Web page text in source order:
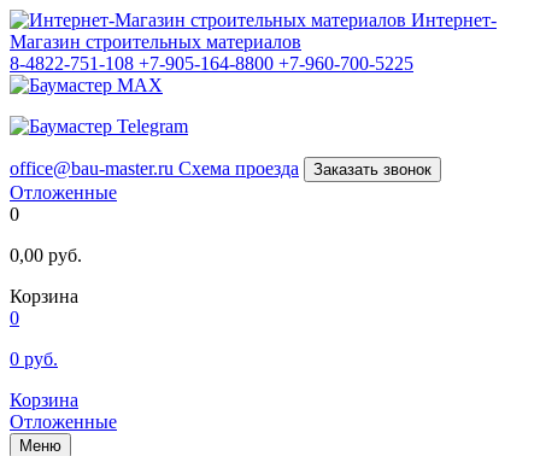
Интернет-
Магазин строительных материалов
8-4822-751-108 +7-905-164-8800 +7-960-700-5225
office@bau-master.ru Схема проезда Заказать звонок
Отложенные
0
0,00 руб.
Корзина
0
0 руб.
Корзина
Отложенные
Меню